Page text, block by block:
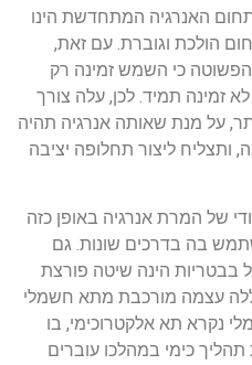
האנרגיה המתחדשת הינו
הולכת וגוברת. עם זאת,
הפשוטה כי השמש זמינה רק
זמינה תמיד. לכן, עלה צורך
על מנת שאותה אנרגיה תהיה
ותצליח ליצור תחלופה יציבה
של המרת אנרגיה באופן כזה
בה בדרכים שונות. גם
בבטריות הינה שיטה פורצת
עצמה מורכבת מתא חשמלי
נקרא תא אלקטרוכימי, בו
כימי במהלכו עוברים